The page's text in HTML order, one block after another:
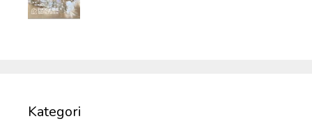
Kategori